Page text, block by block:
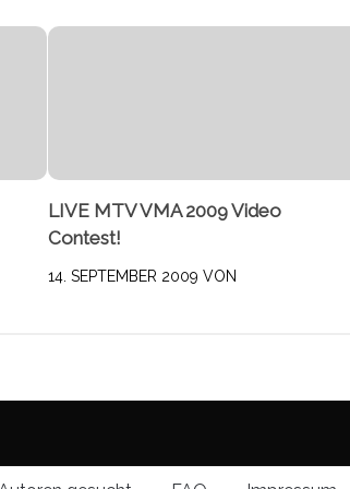
LIVE MTV VMA 2009 Video
Contest!
14. SEPTEMBER 2009 VON